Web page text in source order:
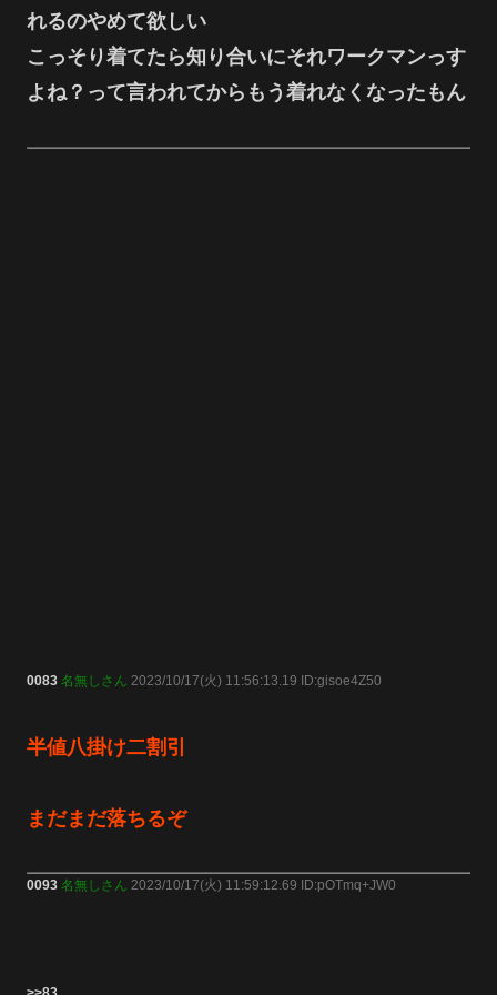
れるのやめて欲しい
こっそり着てたら知り合いにそれワークマンっす
よね？って言われてからもう着れなくなったもん
0083 名無しさん 2023/10/17(火) 11:56:13.19 ID:gisoe4Z50
半値八掛け二割引
まだまだ落ちるぞ
0093 名無しさん 2023/10/17(火) 11:59:12.69 ID:pOTmq+JW0